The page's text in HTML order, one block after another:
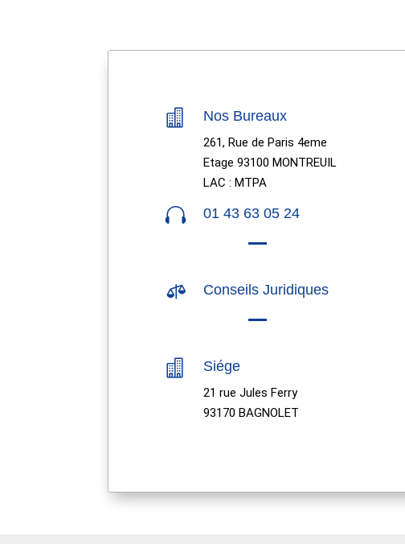
 Nos Bureaux
261, Rue de Paris 4eme
Etage 93100 MONTREUIL
LAC : MTPA
 01 43 63 05 24
 Conseils Juridiques
 Siége
21 rue Jules Ferry
93170 BAGNOLET